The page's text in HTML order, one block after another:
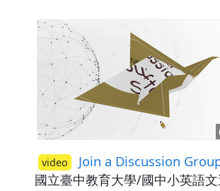
記，並在聽一遍podcasts。最後
劃來改善聽力能力的步驟，並利
學生對於課程的理解程度。
video Join a Discussion Group
國立臺中教育大學/國中小英語